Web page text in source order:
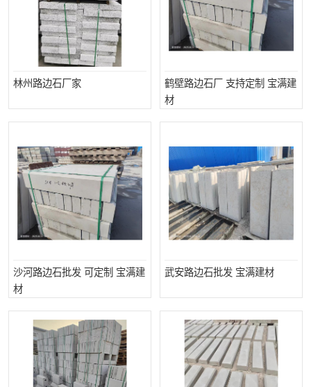
林州路边石厂家
鹤壁路边石厂 支持定制 宝满建
材
沙河路边石批发 可定制 宝满建
材
武安路边石批发 宝满建材